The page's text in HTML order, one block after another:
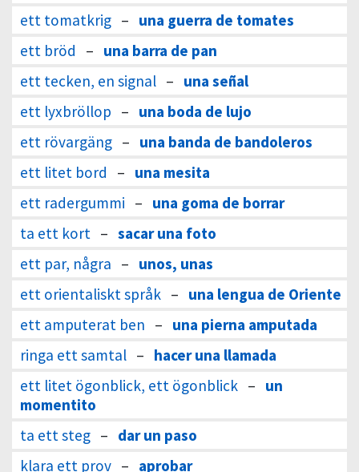
ett tomatkrig – una guerra de tomates
ett bröd
– una barra de pan
ett tecken, en signal – una señal
ett lyxbröllop – una boda de lujo
ett rövargäng – una banda de bandoleros
ett litet bord
– una mesita
ett radergummi – una goma de borrar
ta ett kort – sacar una foto
ett par, några – unos, unas
ett orientaliskt språk – una lengua de Oriente
ett amputerat ben – una pierna amputada
ringa ett samtal – hacer una llamada
ett litet ögonblick, ett ögonblick – un
momentito
ta ett steg – dar un paso
klara ett prov – aprobar